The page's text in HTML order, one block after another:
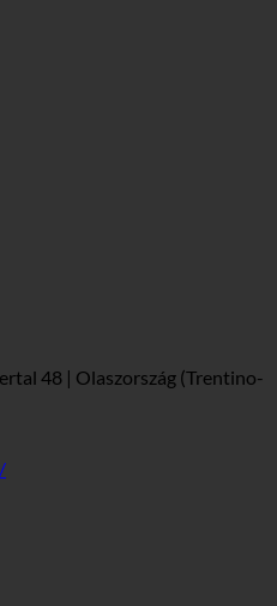
48 | Olaszország (Trentino-